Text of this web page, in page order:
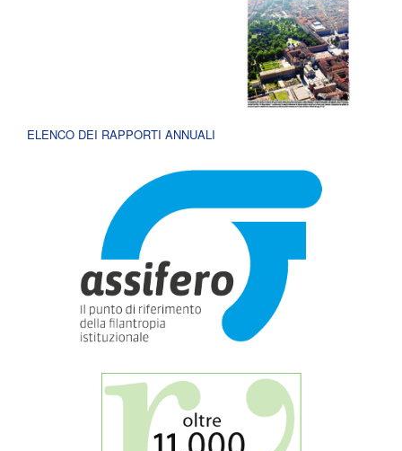
ELENCO DEI RAPPORTI ANNUALI